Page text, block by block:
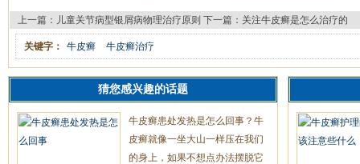
上一篇： 儿童关节病型银屑病物理治疗原则 下一篇： 关注牛皮癣是怎么治疗的
关键字： 牛皮癣 牛皮癣治疗
猜您感兴趣的话题
牛皮癣患处发热是怎么回事？牛
皮癣就像一坐大山一样压在我们
的身上，如果不想点办法摆脱它